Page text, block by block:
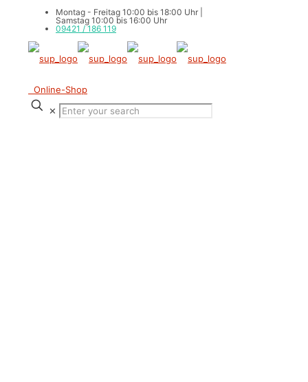
Montag - Freitag 10:00 bis 18:00 Uhr |
Samstag 10:00 bis 16:00 Uhr
09421 / 186 119
Online-Shop
✕